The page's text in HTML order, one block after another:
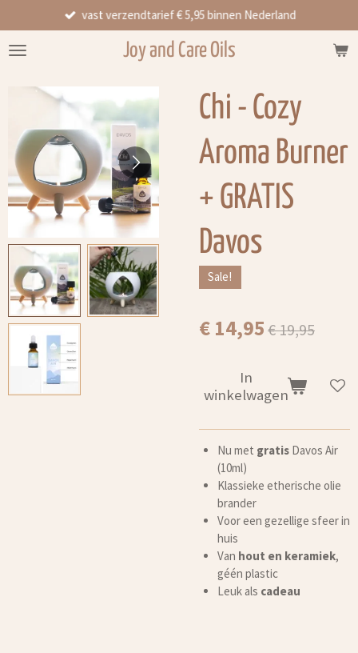
direct
naar
hoofdinhoud
Joy and Care Oils
vast verzendtarief € 5,95 binnen Nederland
Chi - Cozy
Aroma Burner
+ GRATIS
Davos
Sale!
€ 14,95 € 19,95
In
winkelwagen
Nu met gratisDavos Air
(10ml)
Klassieke etherische olie
brander
Voor een gezellige sfeer in
huis
Van hout en keramiek,
géén plastic
Leuk als cadeau